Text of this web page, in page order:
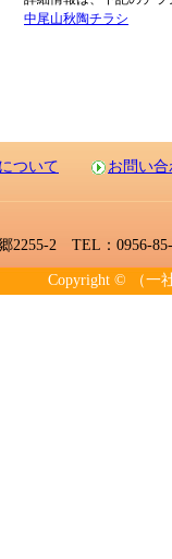
中尾山秋陶チラシ
ついて お問い
2255-2 TEL：0956-
Copyright © （一